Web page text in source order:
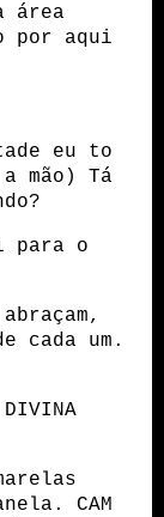
área
por aqui
eu to
mão) Tá
para o
cada um.
DIVINA
CAM